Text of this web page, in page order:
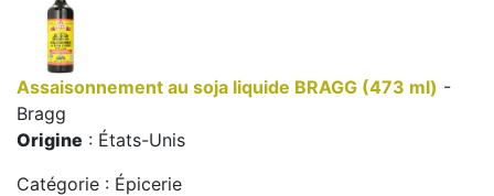
Assaisonnement au soja liquide BRAGG (473 ml) -
Bragg
Origine : États-Unis
Catégorie : Épicerie